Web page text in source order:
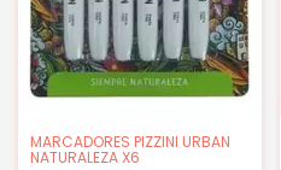
MARCADORES PIZZINI URBAN
NATURALEZA X6